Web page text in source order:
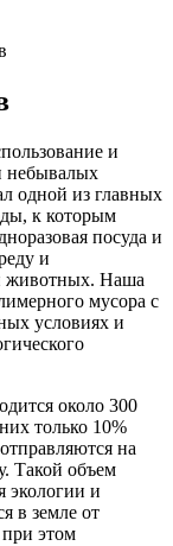
и
небывалых
одной из главных
к которым
посуда и
и
животных. Наша
мусора с
условиях и
около 300
только 10%
на
Такой объем
экологии и
в земле от
при этом